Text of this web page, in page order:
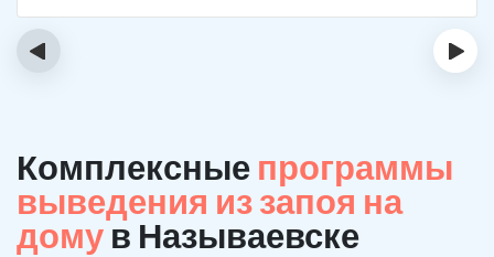
‹ ›
Комплексные программы
выведения из запоя на
домув Называевске